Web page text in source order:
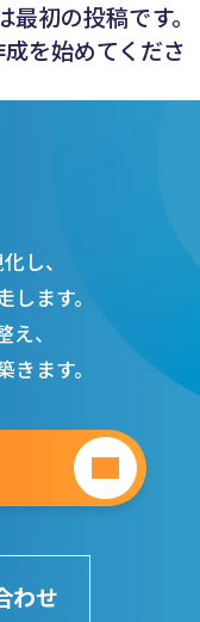
初の投稿です。
を始めてくださ
し、
ます。
、
ます。
わせ